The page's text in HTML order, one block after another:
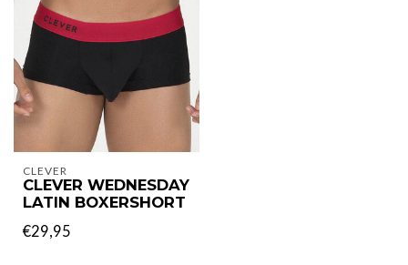
CLEVER
CLEVER WEDNESDAY
LATIN BOXERSHORT
€29,95